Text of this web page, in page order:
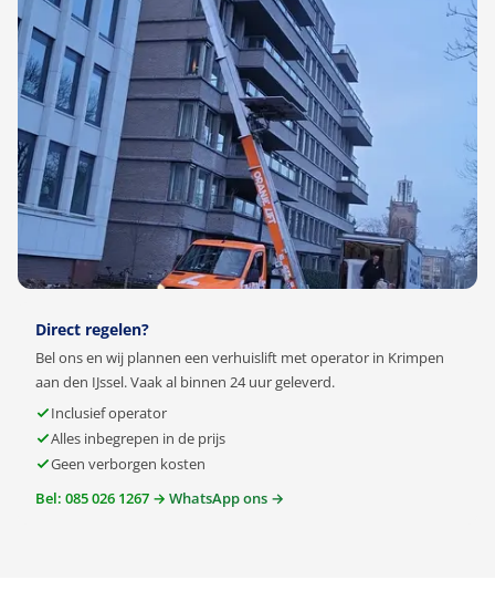
Direct regelen?
Bel ons en wij plannen een verhuislift met operator in Krimpen
aan den IJssel. Vaak al binnen 24 uur geleverd.
Inclusief operator
Alles inbegrepen in de prijs
Geen verborgen kosten
Bel: 085 026 1267 → WhatsApp ons →